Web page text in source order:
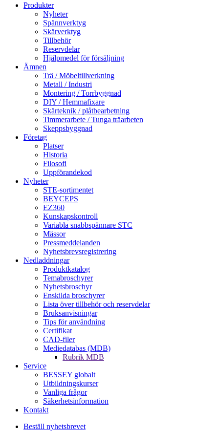
Produkter
Nyheter
Spännverktyg
Skärverktyg
Tillbehör
Reservdelar
Hjälpmedel för försäljning
Ämnen
Trä / Möbeltillverkning
Metall / Industri
Montering / Torrbyggnad
DIY / Hemmafixare
Skärteknik / plåtbearbetning
Timmerarbete / Tunga träarbeten
Skeppsbyggnad
Företag
Platser
Historia
Filosofi
Uppförandekod
Nyheter
STE-sortimentet
BEYCEPS
EZ360
Kunskapskontroll
Variabla snabbspännare STC
Mässor
Pressmeddelanden
Nyhetsbrevsregistrering
Nedladdningar
Produktkatalog
Temabroschyrer
Nyhetsbroschyr
Enskilda broschyrer
Lista över tillbehör och reservdelar
Bruksanvisningar
Tips för användning
Certifikat
CAD-filer
Mediedatabas (MDB)
Rubrik MDB
Service
BESSEY globalt
Utbildningskurser
Vanliga frågor
Säkerhetsinformation
Kontakt
Beställ nyhetsbrevet